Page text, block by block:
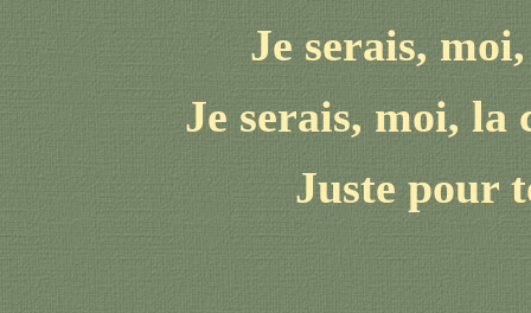
Je serais,
Je serais, moi, la
Juste pour